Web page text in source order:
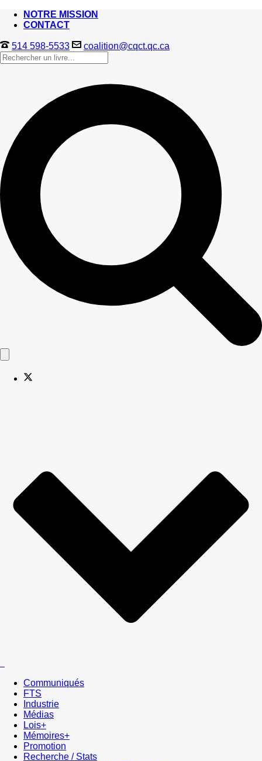
NOTRE MISSION
CONTACT
514 598-5533 coalition@cqct.qc.ca
Communiqués
FTS
Industrie
Médias
Lois+
Mémoires+
Promotion
Recherche / Stats